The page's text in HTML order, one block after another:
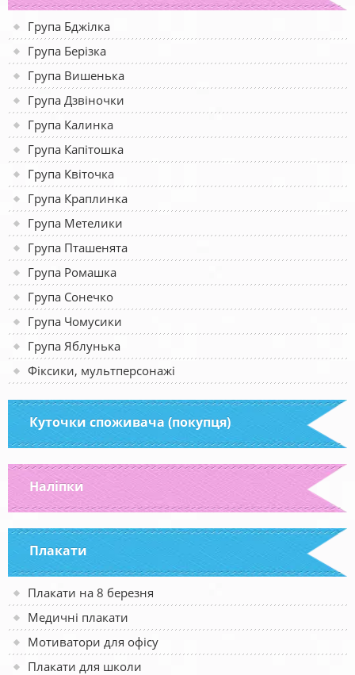
Група Бджілка
Група Берізка
Група Вишенька
Група Дзвіночки
Група Калинка
Група Капітошка
Група Квіточка
Група Краплинка
Група Метелики
Група Пташенята
Група Ромашка
Група Сонечко
Група Чомусики
Група Яблунька
Фіксики, мультперсонажі
Куточки споживача (покупця)
Наліпки
Плакати
Плакати на 8 березня
Медичні плакати
Мотиватори для офісу
Плакати для школи